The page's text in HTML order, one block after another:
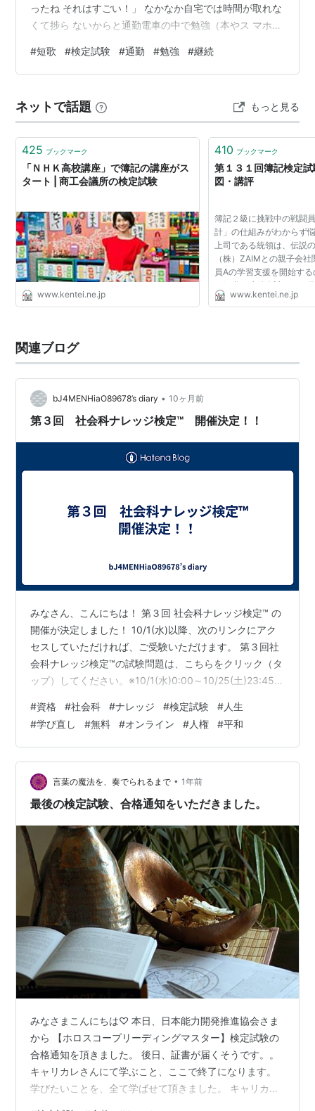
ったね それはすごい！」 なかなか自宅では時間が取れな
くて捗ら ないからと通勤電車の中で勉強（本やス マホ）
を・・・」とはずいぶん 前から聞いていましたが、あき
らめずに 継続して自習を頑張っていたようです。 同い年
人。 尊敬して見習いたいと思います。
osamupan.hatenablog.com それではまた^^ ランキング
参加中【…
#短歌 #検定試験 #通勤 #勉強 #継続
ネットで話題 もっと見る
425 ブックマーク
「ＮＨＫ高校講座」で簿記の講座がス
タート | 商工会議所の検定試験
www.kentei.ne.jp
410 ブックマーク
第１３１回簿記検定
図・講評
簿記２級に挑戦中の戦闘
計」の仕組みがわからず
上司である統領は、伝説
（株）ZAIMとの親子会
員Aの学習支援を開始す
の組織の連結会計」は、
定です。ぜひ、ご期待く
www.kentei.ne.jp
関連ブログ
bJ4MENHiaO89678’s diary • 10ヶ月前
第３回 社会科ナレッジ検定™ 開催決定！！
みなさん、こんにちは！ 第３回 社会科ナレッジ検定™ の
開催が決定しました！ 10/1(水)以降、次のリンクにアク
セスしていただければ、ご受験いただけます。 第３回社
会科ナレッジ検定™の試験問題は、こちらをクリック（タ
ップ）してください。※10/1(水)0:00～10/25(土)23:45が
方々に「級認定証」を発行しますので、「お名前」「メ
ールアドレス」のご準備をお願いします。 以下、第３回
社会科ナレッジ検定™の詳細についてご案内いたします。
〇期間：2025年10月1日(水)0:00～10月25日(土)23:45
で実施 〇試験形式：オンライン…
#資格 #社会科 #ナレッジ #検定試験 #人生
#学び直し #無料 #オンライン #人権 #平和
言葉の魔法を、奏でられるまで • 1年前
最後の検定試験、合格通知をいただきました。
みなさまこんにちは♡ 本日、日本能力開発推進協会さま
から 【ホロスコープリーディングマスター】検定試験の
合格通知を頂きました。 後日、証書が届くそうです。。
キャリカレさんにて学ぶこと、ここで終了になります。
学びたいことを、全て学ばせて頂きました。 キャリカレ